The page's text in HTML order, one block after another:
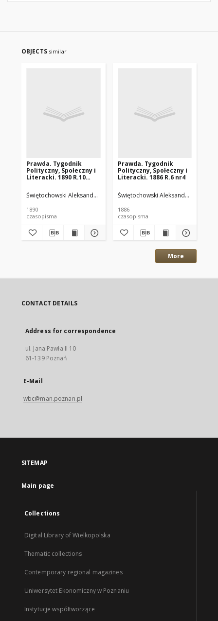
OBJECTS similar
Prawda. Tygodnik
Polityczny, Społeczny i
Literacki. 1890 R.10
Świętochowski Aleksander. Wyd.
Świętochowski Aleksander. Red.
1890
czasopisma
Prawda. Tygodnik
Polityczny, Społeczny i
Literacki. 1886 R.6 nr4
Świętochowski Aleksander. Wyd.
1886
czasopisma
More
CONTACT DETAILS
Address for correspondence
ul. Jana Pawła II 10
61-139 Poznań
E-Mail
wbc@man.poznan.pl
SITEMAP
Main page
Collections
Digital Library of Wielkopolska
Thematic collections
Contemporary regional magazines
Uniwersytet Ekonomiczny w Poznaniu
Instytucje współtworzące